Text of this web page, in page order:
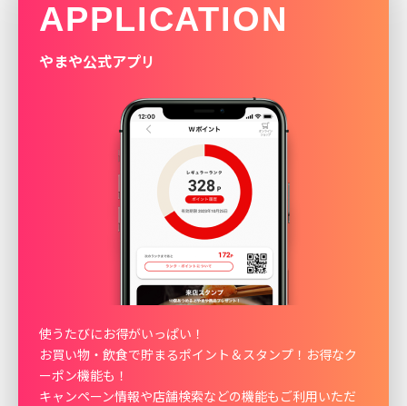
APPLICATION
やまや公式アプリ
使うたびにお得がいっぱい！
お買い物・飲食で貯まるポイント＆スタンプ！お得なク
ーポン機能も！
キャンペーン情報や店舗検索などの機能もご利用いただ